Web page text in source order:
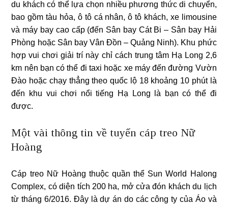
du khách có thể lựa chọn nhiều phương thức di chuyển,
bao gồm tàu ​​hỏa, ô tô cá nhân, ô tô khách, xe limousine
và máy bay cao cấp (đến Sân bay Cát Bi – Sân bay Hải
Phòng hoặc Sân bay Vân Đồn – Quảng Ninh). Khu phức
hợp vui chơi giải trí này chỉ cách trung tâm Hạ Long 2,6
km nên bạn có thể đi taxi hoặc xe máy đến đường Vườn
Đào hoặc chạy thẳng theo quốc lộ 18 khoảng 10 phút là
đến khu vui chơi nổi tiếng Hạ Long là bạn có thể đi
được.
Một vài thông tin về tuyến cáp treo Nữ
Hoàng
Cáp treo Nữ Hoàng thuộc quần thể Sun World Halong
Complex, có diện tích 200 ha, mở cửa đón khách du lịch
từ tháng 6/2016. Đây là dự án do các công ty của Áo và